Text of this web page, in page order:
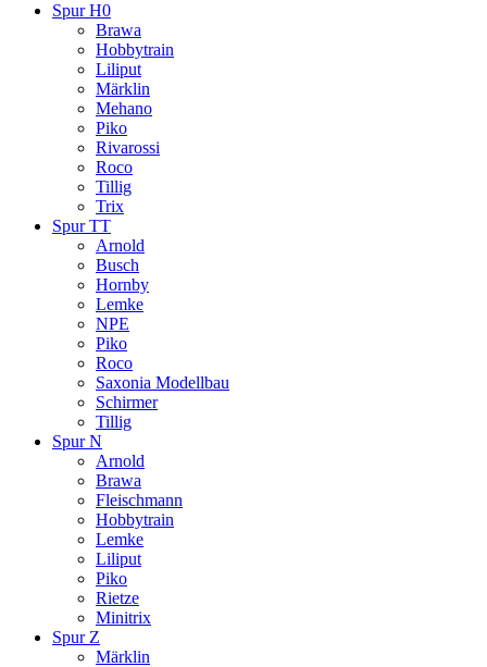
Spur H0
Brawa
Hobbytrain
Liliput
Märklin
Mehano
Piko
Rivarossi
Roco
Tillig
Trix
Spur TT
Arnold
Busch
Hornby
Lemke
NPE
Piko
Roco
Saxonia Modellbau
Schirmer
Tillig
Spur N
Arnold
Brawa
Fleischmann
Hobbytrain
Lemke
Liliput
Piko
Rietze
Minitrix
Spur Z
Märklin